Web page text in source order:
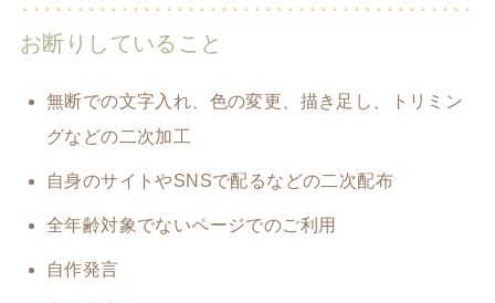
お断りしていること
無断での文字入れ、色の変更、描き足し、トリミン
グなどの二次加工
自身のサイトやSNSで配るなどの二次配布
全年齢対象でないページでのご利用
自作発言